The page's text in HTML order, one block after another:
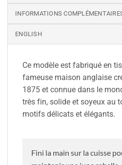
INFORMATIONS
ENGLISH
Ce modèle est fabriqué en
fameuse maison anglaise
1875 et connue dans le
très fin, solide et soyeux au
motifs délicats et élégants.
Fini la main sur la cuisse